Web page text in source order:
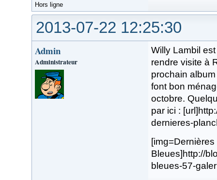
Hors ligne
2013-07-22 12:25:30
Admin
Administrateur
Willy Lambil
rendre visite à
prochain
font bon
octobre.
par ici :
dernieres-
Bleues]http://
bleues-57-